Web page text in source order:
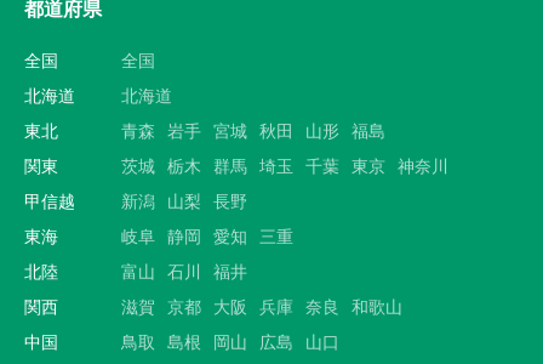
都道府県
全国
全国
北海道
北海道
東北
青森 岩手 宮城 秋田 山形 福島
関東
茨城 栃木 群馬 埼玉 千葉 東京 神奈川
甲信越
新潟 山梨
長野
東海
岐阜 静岡 愛知
三重
北陸
富山 石川
福井
関西
滋賀 京都 大阪 兵庫 奈良
和歌山
中国
鳥取 島根 岡山 広島
山口